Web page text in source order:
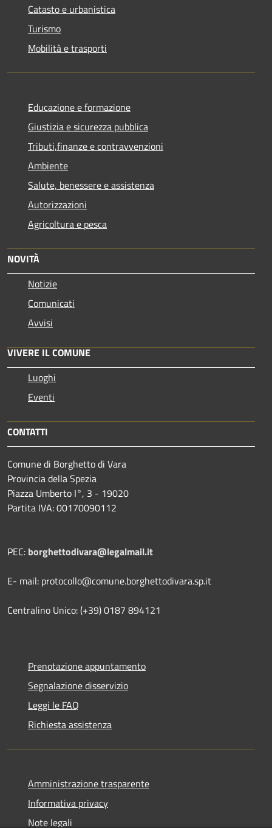
Catasto e urbanistica
Turismo
Mobilità e trasporti
Educazione e formazione
Giustizia e sicurezza pubblica
Tributi,finanze e contravvenzioni
Ambiente
Salute, benessere e assistenza
Autorizzazioni
Agricoltura e pesca
NOVITÀ
Notizie
Comunicati
Avvisi
VIVERE IL COMUNE
Luoghi
Eventi
CONTATTI
Comune di Borghetto di Vara
Provincia della Spezia
Piazza Umberto I°, 3 - 19020
Partita IVA: 00170090112
PEC: borghettodivara@legalmail.it
E- mail: protocollo@comune.borghettodivara.sp.it
Centralino Unico: (+39) 0187 894121
Prenotazione appuntamento
Segnalazione disservizio
Leggi le FAQ
Richiesta assistenza
Amministrazione trasparente
Informativa privacy
Note legali